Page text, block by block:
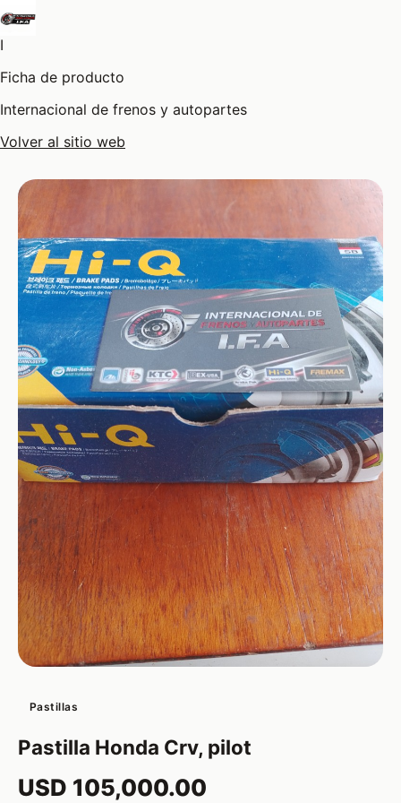
I
Ficha de producto
Internacional de frenos y autopartes
Volver al sitio web
Pastillas
Pastilla Honda Crv, pilot
USD 105,000.00